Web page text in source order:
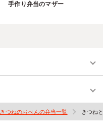
手作り弁当のマザー
きつねのおべんの弁当一覧 きつね